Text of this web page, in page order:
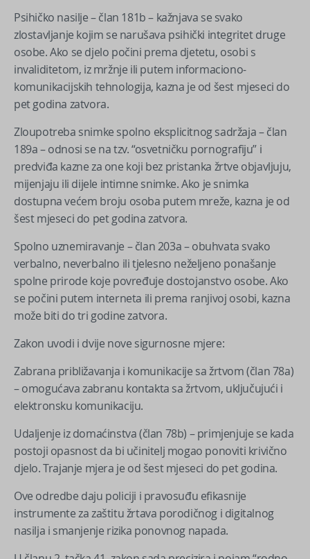
Psihičko nasilje – član 181b – kažnjava se svako
zlostavljanje kojim se narušava psihički integritet druge
osobe. Ako se djelo počini prema djetetu, osobi s
invaliditetom, iz mržnje ili putem informaciono-
komunikacijskih tehnologija, kazna je od šest mjeseci do
pet godina zatvora.
Zloupotreba snimke spolno eksplicitnog sadržaja – član
189a – odnosi se na tzv. “osvetničku pornografiju” i
predviđa kazne za one koji bez pristanka žrtve objavljuju,
mijenjaju ili dijele intimne snimke. Ako je snimka
dostupna većem broju osoba putem mreže, kazna je od
šest mjeseci do pet godina zatvora.
Spolno uznemiravanje – član 203a – obuhvata svako
verbalno, neverbalno ili tjelesno neželjeno ponašanje
spolne prirode koje povređuje dostojanstvo osobe. Ako
se počini putem interneta ili prema ranjivoj osobi, kazna
može biti do tri godine zatvora.
Zakon uvodi i dvije nove sigurnosne mjere:
Zabrana približavanja i komunikacije sa žrtvom (član 78a)
– omogućava zabranu kontakta sa žrtvom, uključujući i
elektronsku komunikaciju.
Udaljenje iz domaćinstva (član 78b) – primjenjuje se kada
postoji opasnost da bi učinitelj mogao ponoviti krivično
djelo. Trajanje mjera je od šest mjeseci do pet godina.
Ove odredbe daju policiji i pravosuđu efikasnije
instrumente za zaštitu žrtava porodičnog i digitalnog
nasilja i smanjenje rizika ponovnog napada.